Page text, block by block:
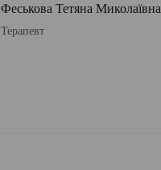
Феськова Тетяна Миколаївна
Терапевт